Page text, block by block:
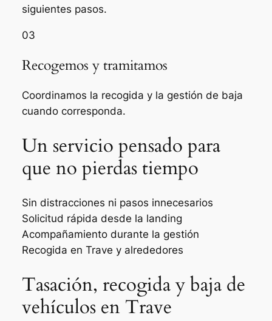
siguientes pasos.
03
Recogemos y tramitamos
Coordinamos la recogida y la gestión de baja
cuando corresponda.
Un servicio pensado para
que no pierdas tiempo
Sin distracciones ni pasos innecesarios
Solicitud rápida desde la landing
Acompañamiento durante la gestión
Recogida en Trave y alrededores
Tasación, recogida y baja de
vehículos en Trave